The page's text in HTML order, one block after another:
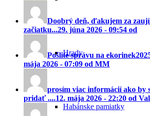
Hrady
Habánske pamiatky
Doobrý deň, ďakujem za
začiatku...29. júna 2026 - 09:54 od
Pošlite správu na
mája 2026 - 07:09 od MM
prosím viac informácií ako by
pridať ....12. mája 2026 - 22:20 od